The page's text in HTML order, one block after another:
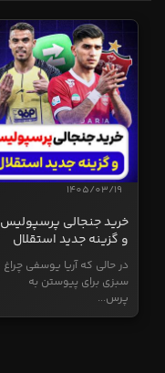
1405/03/19
خرید جنجالی پرسپولیس
و گزینه جدید استقلال
در حالی که آریا یوسفی چراغ
سبزی برای پیوستن به
پرس...